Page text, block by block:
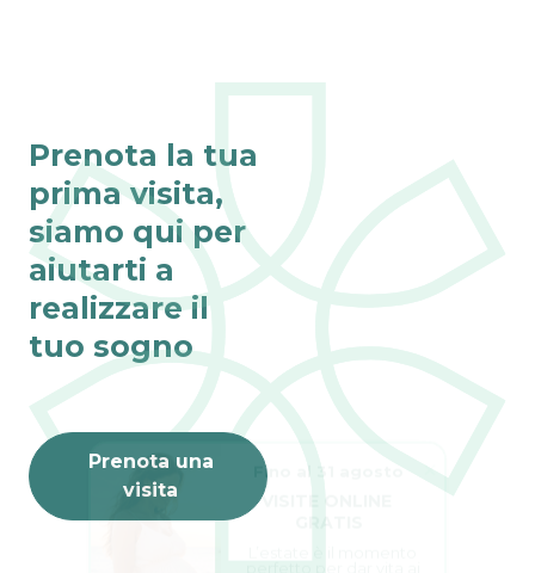
Prenota la tua
prima visita,
siamo qui per
aiutarti a
realizzare il
tuo sogno
Prenota una
visita
VISITE ONLINE
Fino al 31 agosto